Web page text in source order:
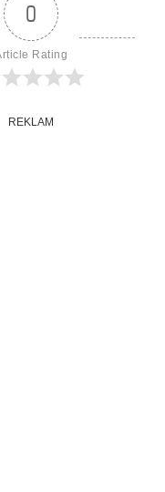
0
Rating
REKLAM